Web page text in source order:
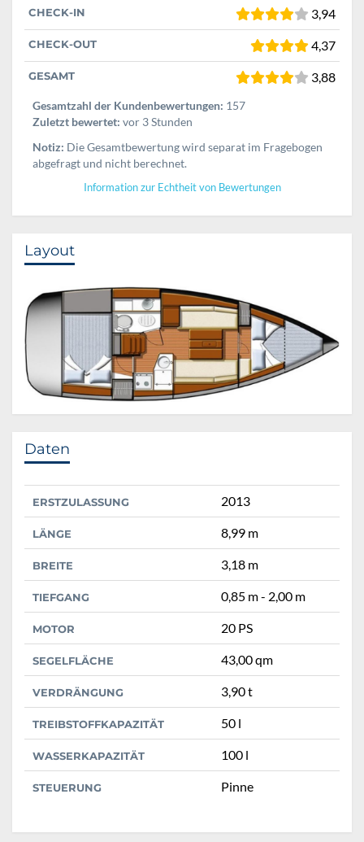
CHECK-IN 3,94
CHECK-OUT 4,37
GESAMT 3,88
Gesamtzahl der Kundenbewertungen: 157
Zuletzt bewertet: vor 3 Stunden
Notiz: Die Gesamtbewertung wird separat im Fragebogen
abgefragt und nicht berechnet.
Information zur Echtheit von Bewertungen
Layout
Daten
ERSTZULASSUNG 2013
LÄNGE 8,99 m
BREITE 3,18 m
TIEFGANG 0,85 m - 2,00 m
MOTOR 20 PS
SEGELFLÄCHE 43,00 qm
VERDRÄNGUNG 3,90 t
TREIBSTOFFKAPAZITÄT 50 l
WASSERKAPAZITÄT 100 l
STEUERUNG Pinne